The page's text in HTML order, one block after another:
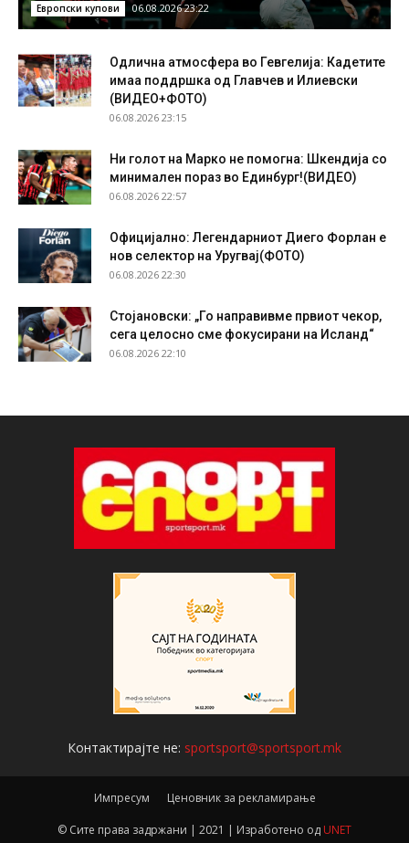
Европски купови 06.08.2026 23:22
Одлична атмосфера во Гевгелија: Кадетите
имаа поддршка од Главчев и Илиевски
(ВИДЕО+ФОТО)
06.08.2026 23:15
Ни голот на Марко не помогна: Шкендија со
минимален пораз во Единбург!(ВИДЕО)
06.08.2026 22:57
Официјално: Легендарниот Диего Форлан е
нов селектор на Уругвај(ФОТО)
06.08.2026 22:30
Стојановски: „Го направивме првиот чекор,
сега целосно сме фокусирани на Исланд“
06.08.2026 22:10
Контактирајте не: sportsport@sportsport.mk
Импресум Ценовник за рекламирање
© Сите права задржани | 2021 | Изработено од UNET